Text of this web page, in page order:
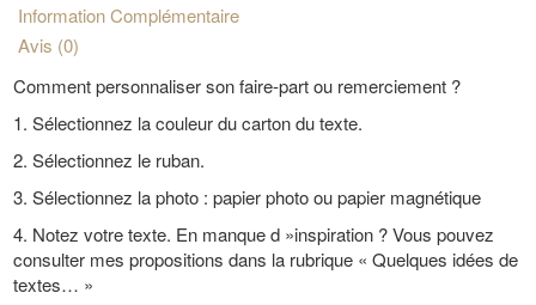
Information Complémentaire
Avis (0)
Comment personnaliser son faire-part ou remerciement ?
1. Sélectionnez la couleur du carton du texte.
2. Sélectionnez le ruban.
3. Sélectionnez la photo : papier photo ou papier magnétique
4. Notez votre texte. En manque d »inspiration ? Vous pouvez
consulter mes propositions dans la rubrique « Quelques idées de
textes… »